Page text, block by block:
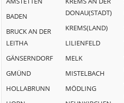
BADEN
BRUCK AN DER
LEITHA
GÄNSERNDORF
GMÜND
HOLLABRUNN
DONAU(STADT)
KREMS(LAND)
LILIENFELD
MELK
MISTELBACH
MÖDLING